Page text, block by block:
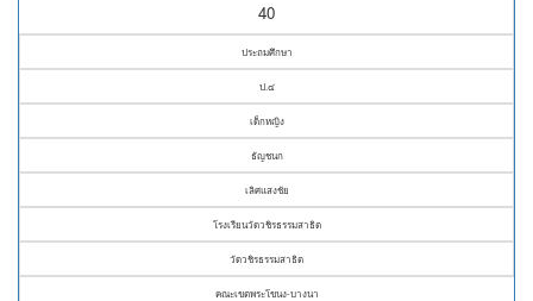
40
ประถมศึกษา
ป.๔
เด็กหญิง
ธัญชนก
เลิศแสงชัย
โรงเรียนวัดวชิรธรรมสาธิต
วัดวชิรธรรมสาธิต
คณะเขตพระโขนง-บางนา